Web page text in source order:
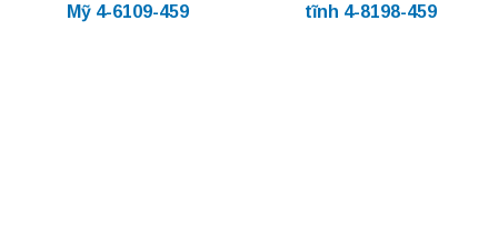
Mỹ 4-6109-459
tĩnh 4-8198-459